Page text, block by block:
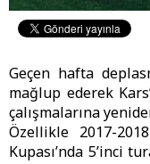
Geçen hafta
mağlup ederek
çalışmalarına
Özellikle 2017-
Kupası’nda 5’inci